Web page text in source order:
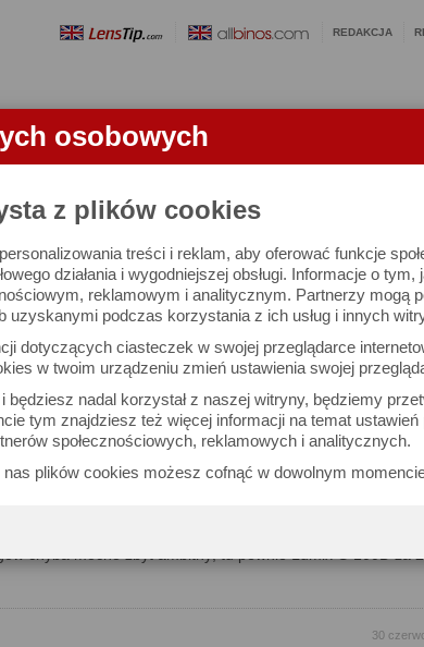
osobowych
z plików cookies
treści i reklam, aby oferować funkcje
działania i wygodniejszej obsługi. Informacje o
reklamowym i analitycznym. Partnerzy mogą
uzyskanymi podczas korzystania z ich usług i innych
dotyczących ciasteczek w swojej przeglądarce
w twoim urządzeniu zmień ustawienia swojej
nadal korzystał z naszej witryny, będziemy
tym znajdziesz też więcej informacji na temat
społecznościowych, reklamowych i analitycznych.
plików cookies możesz cofnąć w dowolnym
REDAKCJA
OBIEKTYWY LORNETKI
trybu filmowego
Komentarze: 11
(11)
chyba mocno zbyt ambitny; tu pewnie Lumix G 100D za
30